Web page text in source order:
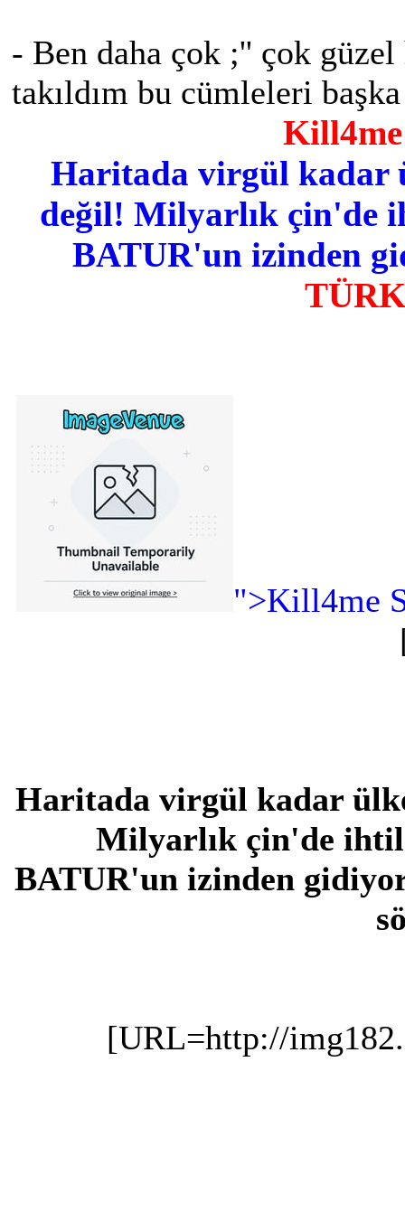
- Ben daha çok ;'' çok
takıldım bu cümleleri
Kill4me
Haritada virgül kadar
değil! Milyarlık çin'de
BATUR'un izinden
TÜRK
">Kill4me
Haritada virgül kadar
Milyarlık çin'de
BATUR'un izinden
[URL=http://